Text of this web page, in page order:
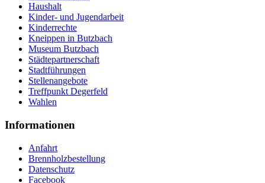
Haushalt
Kinder- und Jugendarbeit
Kinderrechte
Kneippen in Butzbach
Museum Butzbach
Städtepartnerschaft
Stadtführungen
Stellenangebote
Treffpunkt Degerfeld
Wahlen
Informationen
Anfahrt
Brennholzbestellung
Datenschutz
Facebook